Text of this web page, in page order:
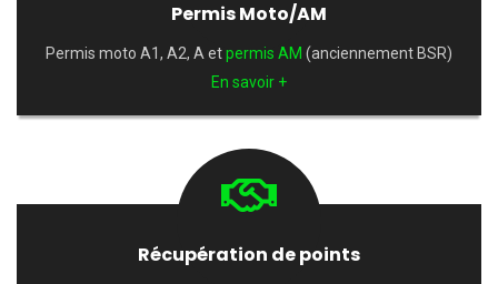
Permis Moto/AM
Permis moto A1, A2, A etpermis AM (anciennement BSR)
En savoir +
Récupération de points